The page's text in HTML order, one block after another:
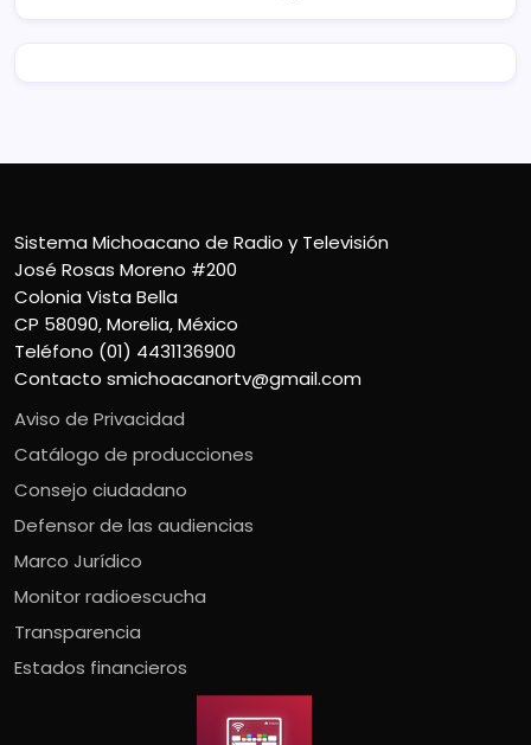
Sistema Michoacano de Radio y Televisión
José Rosas Moreno #200
Colonia Vista Bella
CP 58090, Morelia, México
Teléfono (01) 4431136900
Contacto smichoacanortv@gmail.com
Aviso de Privacidad
Catálogo de producciones
Consejo ciudadano
Defensor de las audiencias
Marco Jurídico
Monitor radioescucha
Transparencia
Estados financieros